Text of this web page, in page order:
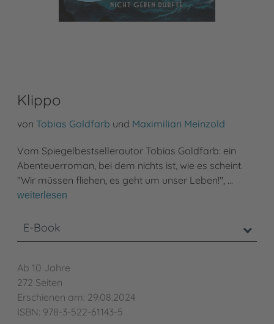
Klippo
von Tobias Goldfarb und Maximilian Meinzold
Vom Spiegelbestsellerautor Tobias Goldfarb: ein
Abenteuerroman, bei dem nichts ist, wie es scheint.
"Wir müssen fliehen, es geht um unser Leben!", …
weiterlesen
E-Book
Ab 10 Jahre
272 Seiten
Erschienen am: 29.08.2024
ISBN: 978-3-522-61143-5